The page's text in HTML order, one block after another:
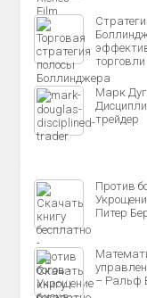
торговли
Марк
трейдер
Против
Питер
– Ральф